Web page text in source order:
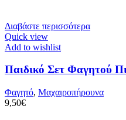
Διαβάστε περισσότερα
Quick view
Add to wishlist
Παιδικό Σετ Φαγητού
Φαγητό, Μαχαιροπήρουνα
9,50€